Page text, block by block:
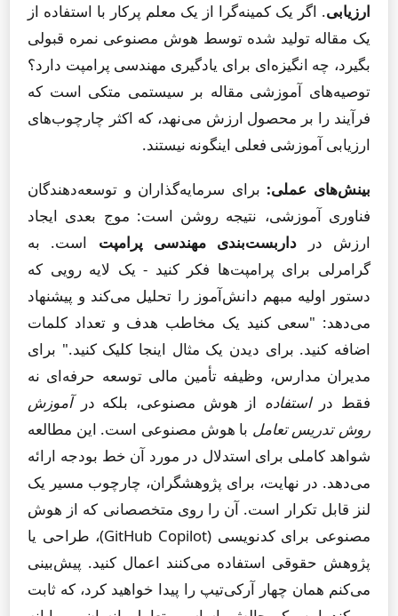
ارزیابی. اگر یک کمینه‌گرا از یک معلم پرکار با استفاده از
یک مقاله تولید شده توسط هوش مصنوعی نمره قبولی
بگیرد، چه انگیزه‌ای برای یادگیری مهندسی پرامپت دارد؟
توصیه‌های آموزشی مقاله بر سیستمی متکی است که
فرآیند را بر محصول ارزش می‌نهد، که اکثر چارچوب‌های
ارزیابی آموزشی فعلی اینگونه نیستند.
بینش‌های عملی: برای سرمایه‌گذاران و توسعه‌دهندگان
فناوری آموزشی، نتیجه روشن است: موج بعدی ایجاد
ارزش در داربست‌بندی مهندسی پرامپت است. به
گرامرلی برای پرامپت‌ها فکر کنید - یک لایه رویی که
دستور اولیه مبهم دانش‌آموز را تحلیل می‌کند و پیشنهاد
می‌دهد: "سعی کنید یک مخاطب هدف و تعداد کلمات
اضافه کنید. برای دیدن یک مثال اینجا کلیک کنید." برای
مدیران مدارس، وظیفه تأمین مالی توسعه حرفه‌ای نه
فقط دراستفاده از هوش مصنوعی، بلکه درآموزش
روش تدریس تعامل با هوش مصنوعی است. این مطالعه
شواهد کاملی برای استدلال در مورد آن خط بودجه ارائه
می‌دهد. در نهایت، برای پژوهشگران، چارچوب مسیر یک
لنز قابل تکرار است. آن را روی متخصصانی که از هوش
مصنوعی برای کدنویسی (GitHub Copilot)، طراحی یا
پژوهش حقوقی استفاده می‌کنند اعمال کنید. پیش‌بینی
می‌کنم همان چهار آرکی‌تیپ را پیدا خواهید کرد، که ثابت